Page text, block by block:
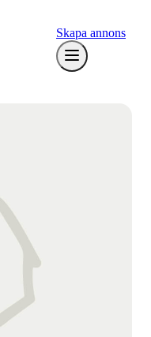
Skapa annons